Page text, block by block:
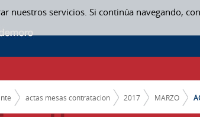
nuestros servicios. Si continúa navegando,
actas mesas contratacion 2017 MARZO